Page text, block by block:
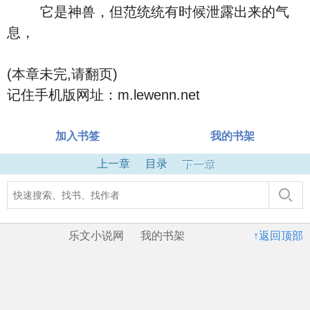
它是神兽，但范统统有时候泄露出来的气
息，
(本章未完,请翻页)
记住手机版网址：m.lewenn.net
加入书签 我的书架
上一章 目录 下一章
↑返回顶部
乐文小说网 我的书架